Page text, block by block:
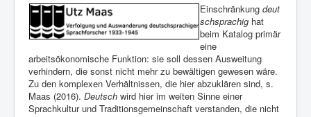
Einschränkung deut
schsprachig hat
beim Katalog primär
eine
arbeitsökonomische Funktion: sie soll dessen Ausweitung
verhindern, die sonst nicht mehr zu bewältigen gewesen wäre.
Zu den komplexen Verhältnissen, die hier abzuklären sind, s.
Maas (2016). Deutsch wird hier im weiten Sinne einer
Sprachkultur und Traditionsgemeinschaft verstanden, die nicht